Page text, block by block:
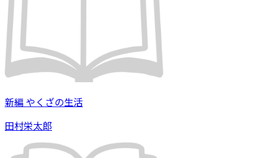
新編 やくざの生活
田村栄太郎